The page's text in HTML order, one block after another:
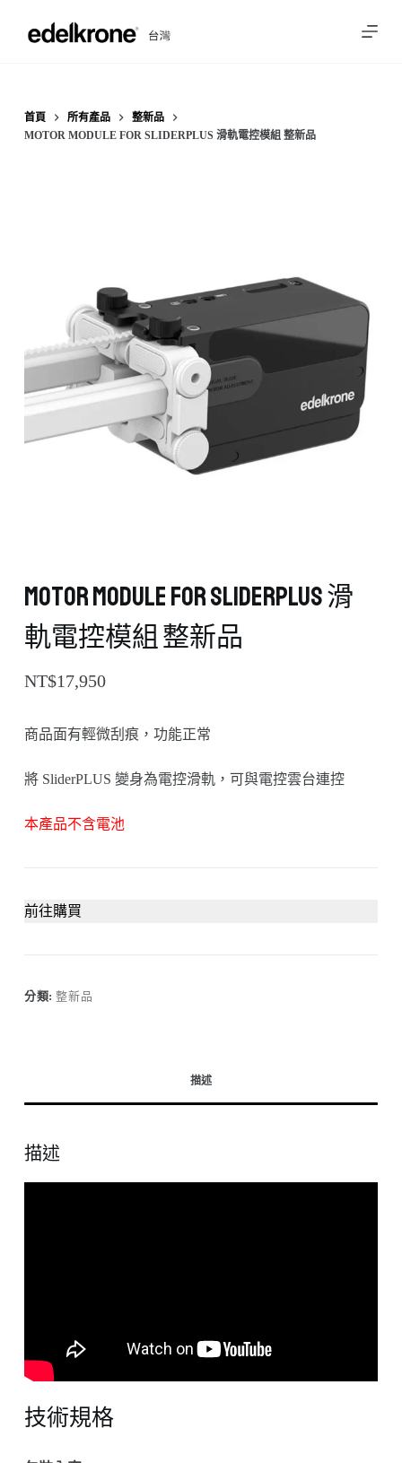
至
內
容
首頁 所有產品
整新品
MOTOR MODULE FOR SLIDERPLUS 滑軌電控模組 整新品
Motor Module for SliderPLUS 滑
軌電控模組 整新品
NT$17,950
商品面有輕微刮痕，功能正常
將 SliderPLUS 變身為電控滑軌，可與電控雲台連控
本產品不含電池
前往購買
分類:整新品
描述
描述
技術規格